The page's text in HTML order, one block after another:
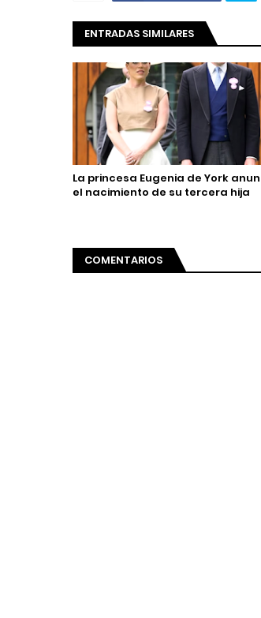
ENTRADAS SIMILARES
La princesa Eugenia de York
el nacimiento de su tercera hija
COMENTARIOS